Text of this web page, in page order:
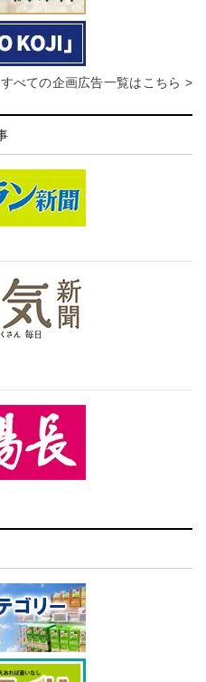
すべての企画広告一覧はこちら >